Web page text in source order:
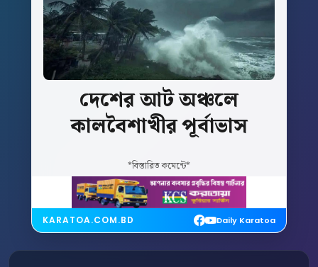
দেশেরআটঅঞ্চলে
কালবৈশাখীরপূর্বাভাস
*বিস্তারিত কমেন্টে*
KARATOA.COM.BD Daily Karatoa